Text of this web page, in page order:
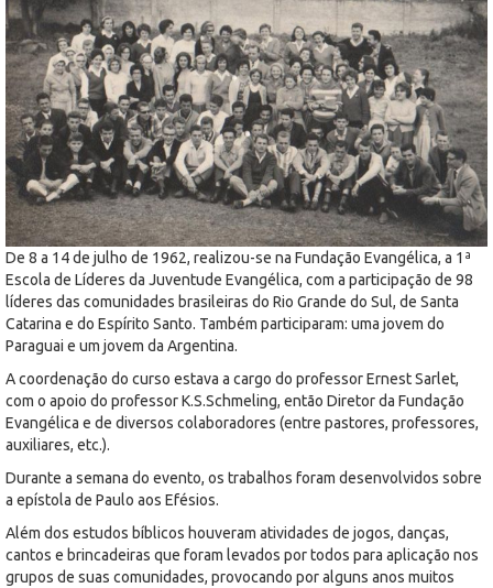
De 8 a 14 de julho de 1962, realizou-se na Fundação Evangélica, a 1ª
Escola de Líderes da Juventude Evangélica, com a participação de 98
líderes das comunidades brasileiras do Rio Grande do Sul, de Santa
Catarina e do Espírito Santo. Também participaram: uma jovem do
Paraguai e um jovem da Argentina.
A coordenação do curso estava a cargo do professor Ernest Sarlet,
com o apoio do professor K.S.Schmeling, então Diretor da Fundação
Evangélica e de diversos colaboradores (entre pastores, professores,
auxiliares, etc.).
Durante a semana do evento, os trabalhos foram desenvolvidos sobre
a epístola de Paulo aos Efésios.
Além dos estudos bíblicos houveram atividades de jogos, danças,
cantos e brincadeiras que foram levados por todos para aplicação nos
grupos de suas comunidades, provocando por alguns anos muitos